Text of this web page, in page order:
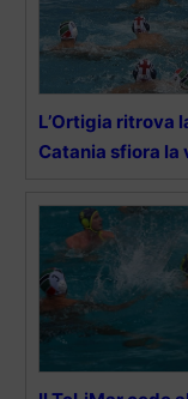
L’Ortigia ritrova
Catania sfiora